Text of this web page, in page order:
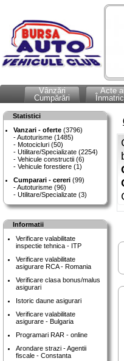
Vânzări
Cumpărări
Acte
Statistici
Vanzari - oferte (3796)
Autoturisme (1485)
Motocicluri (50)
Utilitare/Specializate (2254)
Vehicule constructii (6)
Vehicule forestiere (1)
Cumparari - cereri (99)
Autoturisme (96)
Utilitare/Specializate (3)
Informatii
Verificare valabilitate
inspectie tehnica - ITP
Verificare valabilitate
asigurare RCA - Romania
Verificare clasa bonus/malus
asigurari
Istoric daune asigurari
Verificare valabilitate
asigurare - Bulgaria
Programari RAR - online
Arondare strazi - Agentii
fiscale - Constanta